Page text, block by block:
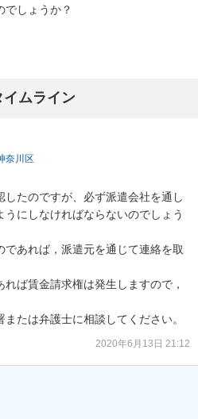
でしょうか？
ムライン
奈川区
したのですが、必ず派遣会社を通し
にしなければならないのでしょう
あれば，派遣元を通じて連絡を取
ば賃金請求権は発生しますので，
たは弁護士に相談してください。
2020年6月13日 21:12